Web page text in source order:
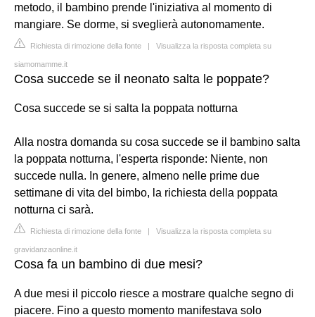
metodo, il bambino prende l'iniziativa al momento di
mangiare. Se dorme, si sveglierà autonomamente.
Richiesta di rimozione della fonte | Visualizza la risposta completa su
siamomamme.it
Cosa succede se il neonato salta le poppate?
Cosa succede se si salta la poppata notturna
Alla nostra domanda su cosa succede se il bambino salta
la poppata notturna, l'esperta risponde: Niente, non
succede nulla. In genere, almeno nelle prime due
settimane di vita del bimbo, la richiesta della poppata
notturna ci sarà.
Richiesta di rimozione della fonte | Visualizza la risposta completa su
gravidanzaonline.it
Cosa fa un bambino di due mesi?
A due mesi il piccolo riesce a mostrare qualche segno di
piacere. Fino a questo momento manifestava solo